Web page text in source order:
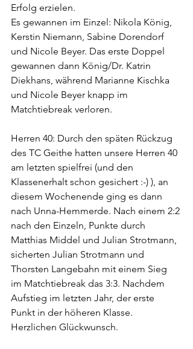
Erfolg erzielen.
Es gewannen im Einzel: Nikola König,
Kerstin Niemann, Sabine Dorendorf
und Nicole Beyer. Das erste Doppel
gewannen dann König/Dr. Katrin
Diekhans, während Marianne Kischka
und Nicole Beyer knapp im
Matchtiebreak verloren.
Herren 40: Durch den späten Rückzug
des TC Geithe hatten unsere Herren 40
am letzten spielfrei (und den
Klassenerhalt schon gesichert :-) ), an
diesem Wochenende ging es dann
nach Unna-Hemmerde. Nach einem 2:2
nach den Einzeln, Punkte durch
Matthias Middel und Julian Strotmann,
sicherten Julian Strotmann und
Thorsten Langebahn mit einem Sieg
im Matchtiebreak das 3:3. Nachdem
Aufstieg im letzten Jahr, der erste
Punkt in der höheren Klasse.
Herzlichen Glückwunsch.